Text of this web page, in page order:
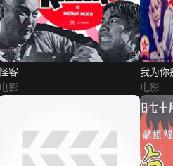
客
电影
我为你
电影